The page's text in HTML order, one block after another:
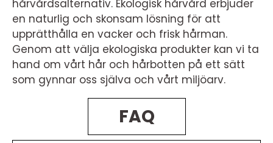
hårvårdsalternativ. Ekologisk hårvård erbjuder
en naturlig och skonsam lösning för att
upprätthålla en vacker och frisk hårman.
Genom att välja ekologiska produkter kan vi ta
hand om vårt hår och hårbotten på ett sätt
som gynnar oss själva och vårt miljöarv.
FAQ